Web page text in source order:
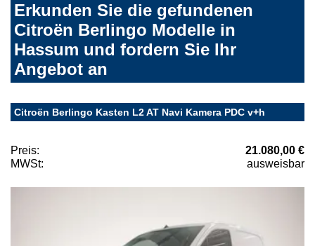
Erkunden Sie die gefundenen
Citroën Berlingo Modelle in
Hassum und fordern Sie Ihr
Angebot an
Citroën Berlingo Kasten L2 AT Navi Kamera PDC v+h
Preis:
21.080,00 €
MWSt:
ausweisbar